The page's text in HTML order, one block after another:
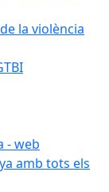
la violència
- web
amb tots els